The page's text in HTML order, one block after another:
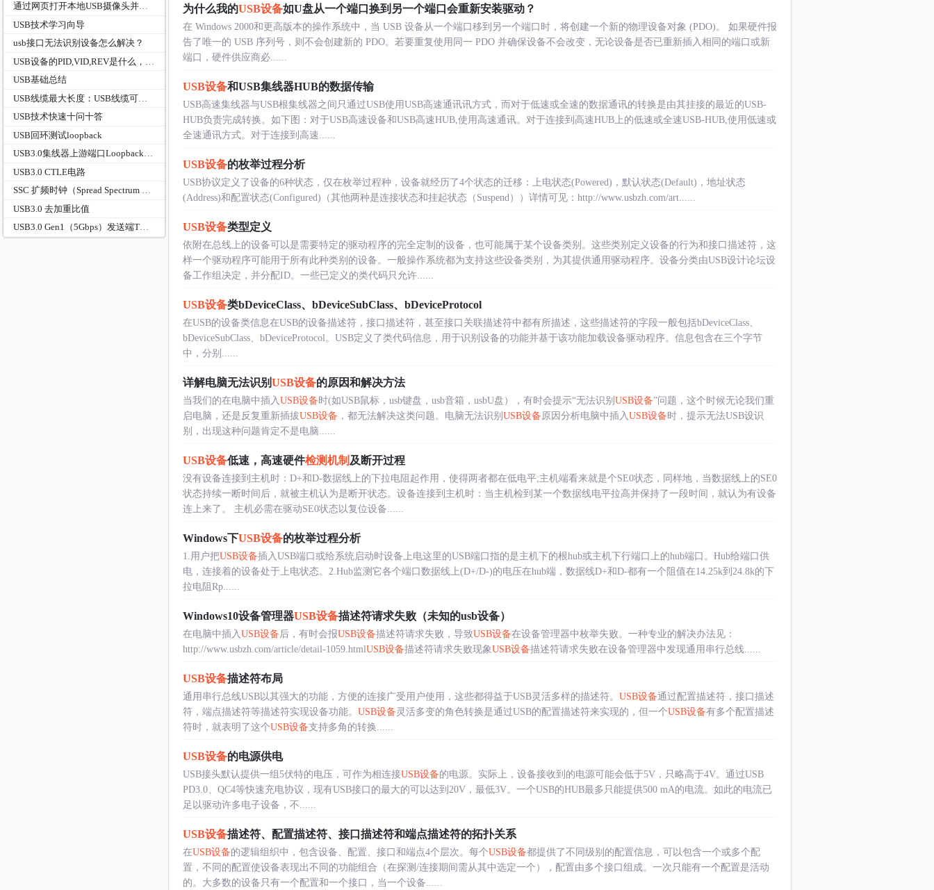
通过网页打开本地USB摄像头并实现录制-WebCamera
USB技术学习向导
usb接口无法识别设备怎么解决？
USB基础总结
USB技术快速十问十答
USB回环测试loopback
USB3.0集线器上游端口Loopback回环测试方案（USBIF一致性认证版）
USB3.0 CTLE电路
SSC 扩频时钟（Spread Spectrum Clocking）
USB3.0 去加重比值
USB3.0 Gen1（5Gbps）发送端TX全套电气参数对照表（USB‑IF官方规范，TP1测试点）
为什么我的USB设备如U盘从一个端口换到另一个端口会重新安装驱动？
在 Windows 2000和更高版本的操作系统中，当 USB 设备从一个端口移到另一个端口时，将创建一个新的物理设备对象 (PDO)。 如果硬件报
告了唯一的 USB 序列号，则不会创建新的 PDO。若要重复使用同一 PDO 并确保设备不会改变，无论设备是否已重新插入相同的端口或新
端口，硬件供应商必......
USB设备和USB集线器HUB的数据传输
USB高速集线器与USB根集线器之间只通过USB使用USB高速通讯讯方式，而对于低速或全速的数据通讯的转换是由其挂接的最近的USB-
HUB负责完成转换。如下图：对于USB高速设备和USB高速HUB,使用高速通讯。对于连接到高速HUB上的低速或全速USB-HUB,使用低速或
全速通讯方式。对于连接到高速......
USB设备的枚举过程分析
USB协议定义了设备的6种状态，仅在枚举过程种，设备就经历了4个状态的迁移：上电状态(Powered)，默认状态(Default)，地址状态
(Address)和配置状态(Configured)（其他两种是连接状态和挂起状态（Suspend））详情可见：http://www.usbzh.com/art......
USB设备类型定义
依附在总线上的设备可以是需要特定的驱动程序的完全定制的设备，也可能属于某个设备类别。这些类别定义设备的行为和接口描述符，这
样一个驱动程序可能用于所有此种类别的设备。一般操作系统都为支持这些设备类别，为其提供通用驱动程序。设备分类由USB设计论坛设
备工作组决定，并分配ID。一些已定义的类代码只允许......
USB设备类bDeviceClass、bDeviceSubClass、bDeviceProtocol
在USB的设备类信息在USB的设备描述符，接口描述符，甚至接口关联描述符中都有所描述，这些描述符的字段一般包括bDeviceClass、
bDeviceSubClass、bDeviceProtocol。USB定义了类代码信息，用于识别设备的功能并基于该功能加载设备驱动程序。信息包含在三个字节
中，分别......
详解电脑无法识别USB设备的原因和解决方法
当我们的在电脑中插入USB设备时(如USB鼠标，usb键盘，usb音箱，usbU盘），有时会提示“无法识别 USB设备”问题，这个时候无论我们重
启电脑，还是反复重新插拔USB设备 ，都无法解决这类问题。电脑无法识别 USB设备原因分析电脑中插入USB设备时，提示无法USB设识
别，出现这种问题肯定不是电脑......
USB设备低速，高速硬件检测机制 及断开过程
没有设备连接到主机时：D+和D-数据线上的下拉电阻起作用，使得两者都在低电平;主机端看来就是个SE0状态，同样地，当数据线上的SE0
状态持续一断时间后，就被主机认为是断开状态。设备连接到主机时：当主机检到某一个数据线电平拉高并保持了一段时间，就认为有设备
连上来了。 主机必需在驱动SE0状态以复位设备......
Windows下USB设备的枚举过程分析
1.用户把USB设备插入USB端口或给系统启动时设备上电这里的USB端口指的是主机下的根hub或主机下行端口上的hub端口。Hub给端口供
电，连接着的设备处于上电状态。2.Hub监测它各个端口数据线上(D+/D-)的电压在hub端，数据线D+和D-都有一个阻值在14.25k到24.8k的下
拉电阻Rp......
Windows10设备管理器USB设备描述符请求失败（未知的usb设备）
在电脑中插入USB设备后，有时会报USB设备描述符请求失败，导致USB设备在设备管理器中枚举失败。一种专业的解决办法见：
http://www.usbzh.com/article/detail-1059.htmlUSB设备描述符请求失败现象USB设备描述符请求失败在设备管理器中发现通用串行总线......
USB设备描述符布局
通用串行总线USB以其强大的功能，方便的连接广受用户使用，这些都得益于USB灵活多样的描述符。 USB设备通过配置描述符，接口描述
符，端点描述符等描述符实现设备功能。 USB设备 灵活多变的角色转换是通过USB的配置描述符来实现的，但一个USB设备有多个配置描述
符时，就表明了这个USB设备支持多角的转换......
USB设备的电源供电
USB接头默认提供一组5伏特的电压，可作为相连接USB设备的电源。实际上，设备接收到的电源可能会低于5V，只略高于4V。通过USB
PD3.0、QC4等快速充电协议，现有USB接口的最大的可以达到20V，最低3V。一个USB的HUB最多只能提供500 mA的电流。如此的电流已
足以驱动许多电子设备，不......
USB设备描述符、配置描述符、接口描述符和端点描述符的拓扑关系
在USB设备的逻辑组织中，包含设备、配置、接口和端点4个层次。每个USB设备都提供了不同级别的配置信息，可以包含一个或多个配
置，不同的配置使设备表现出不同的功能组合（在探测/连接期间需从其中选定一个），配置由多个接口组成。一次只能有一个配置是活动
的。大多数的设备只有一个配置和一个接口，当一个设备......